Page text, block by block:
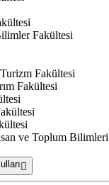
Fakültesi
Fakültesi
Fakültesi
ve Toplum